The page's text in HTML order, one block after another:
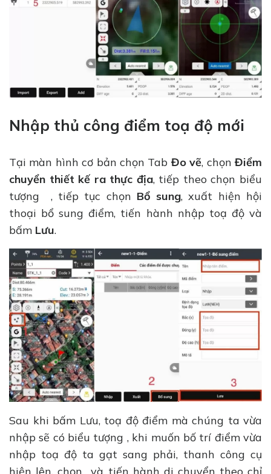
Nhập thủ công điểm toạ độ mới
Tại màn hình cơ bản chọn TabĐo vẽ, chọnĐiểm
chuyển thiết kế ra thực địa, tiếp theo chọn biểu
tượng , tiếp tục chọn Bổ sung, xuất hiện hội
thoại bổ sung điểm, tiến hành nhập toạ độ và
bấm Lưu.
Sau khi bấm Lưu, toạ độ điểm mà chúng ta vừa
nhập sẽ có biểu tượng , khi muốn bố trí điểm vừa
nhập toạ độ ta gạt sang phải, thanh công cụ
hiện lên, chọn và tiến hành di chuyển theo chỉ